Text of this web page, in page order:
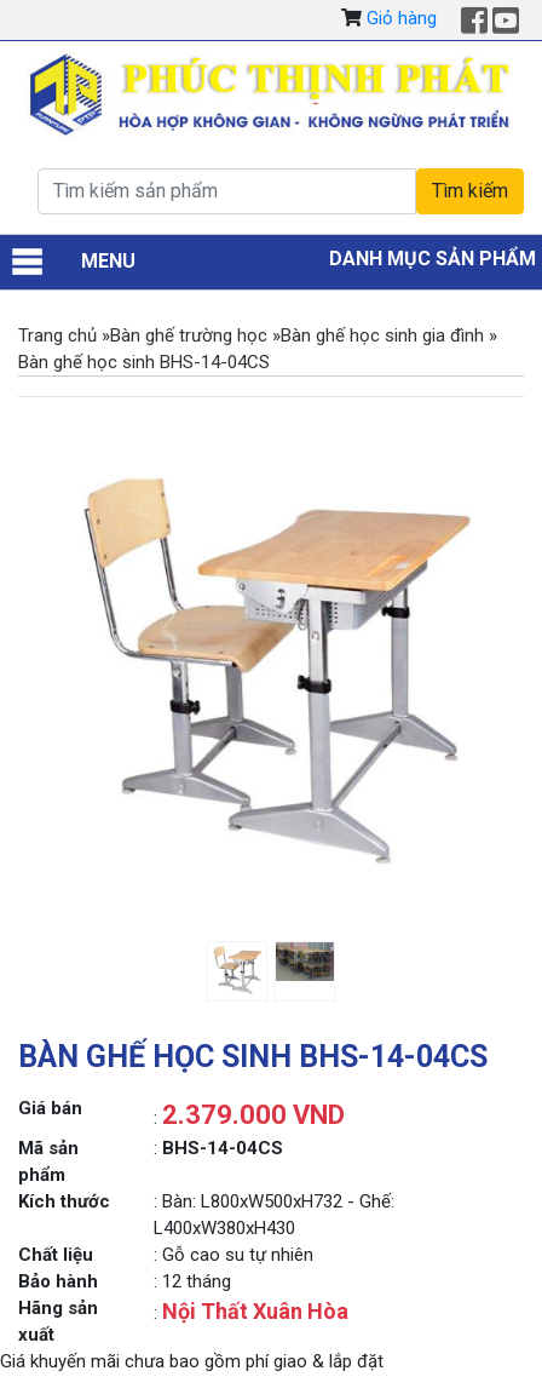
Giỏ hàng
MENU DANH MỤC SẢN PHẨM
Trang chủ »Bàn ghế trường học »Bàn ghế học sinh gia đình »
Bàn ghế học sinh BHS-14-04CS
Previous
BÀN GHẾ HỌC SINH BHS-14-04CS
Giá bán : 2.379.000 VND
Mã sản
phẩm
: BHS-14-04CS
Kích thước
: Bàn: L800xW500xH732 - Ghế:
L400xW380xH430
Chất liệu
: Gỗ cao su tự nhiên
Bảo hành
: 12 tháng
Hãng sản
xuất
: Nội Thất Xuân Hòa
Giá khuyến mãi chưa bao gồm phí giao & lắp đặt